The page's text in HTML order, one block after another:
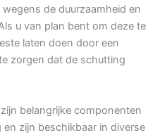
de duurzaamheid en
u van plan bent om deze te
laten doen door een
zorgen dat de schutting
belangrijke componenten
zijn beschikbaar in diverse